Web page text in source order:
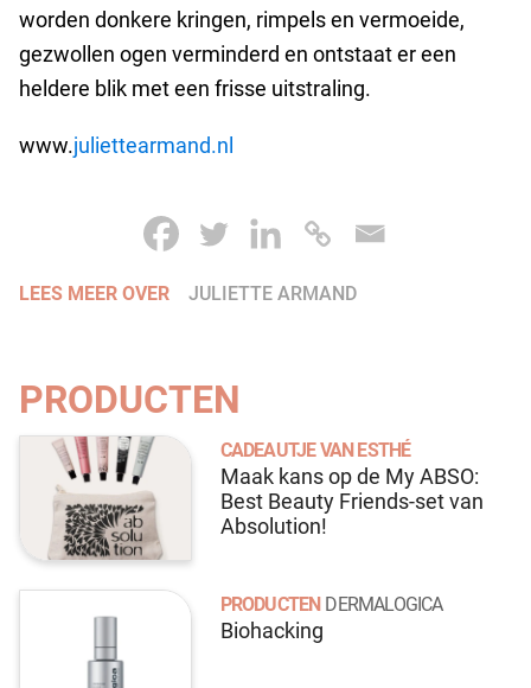
worden donkere kringen, rimpels en vermoeide,
gezwollen ogen verminderd en ontstaat er een
heldere blik met een frisse uitstraling.
www.juliettearmand.nl
LEES MEER OVER JULIETTE ARMAND
PRODUCTEN
CADEAUTJE VAN ESTHÉ
Maak kans op de My ABSO:
Best Beauty Friends-set van
Absolution!
PRODUCTEN DERMALOGICA
Biohacking